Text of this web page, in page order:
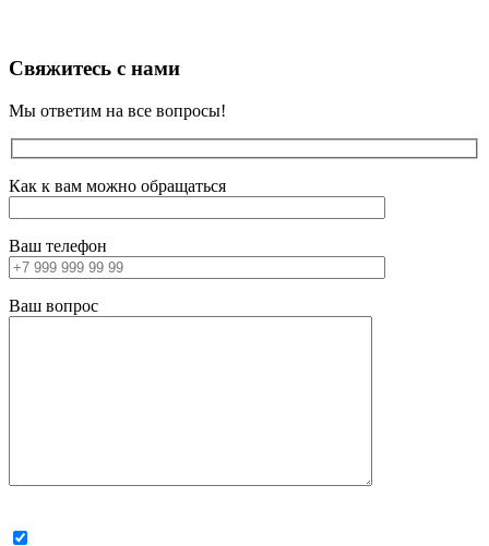
Свяжитесь с нами
Мы ответим на все вопросы!
Как к вам можно обращаться
Ваш телефон
Ваш вопрос